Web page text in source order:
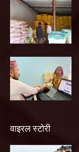
वाइरल स्टोरी